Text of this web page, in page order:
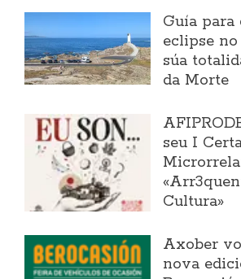
Guía para
eclipse
súa
da Morte
seu I
Cultura»
Axober
nova